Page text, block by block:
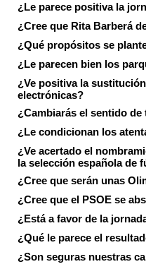
¿Le parece positiva la
¿Cree que Rita Barberá
¿Qué propósitos se
¿Le parecen bien los
¿Ve positiva la
electrónicas?
¿Cambiarás el sentido
¿Le condicionan los
¿Ve acertado el
la selección española de
¿Cree que serán unas
¿Cree que el PSOE se
¿Está a favor de la
¿Qué le parece el
¿Son seguras nuestras